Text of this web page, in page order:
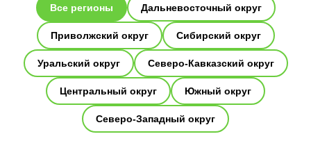
Все регионы Дальневосточный округ
Приволжский округ Сибирский округ
Уральский округ Северо-Кавказский округ
Центральный округ Южный округ
Северо-Западный округ